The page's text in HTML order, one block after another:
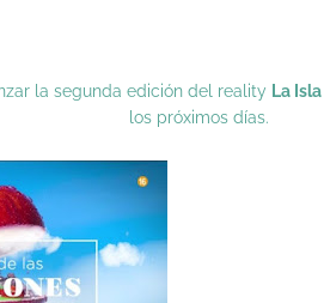
la segunda edición del reality La
los próximos días.